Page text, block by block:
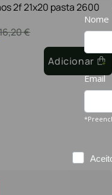
2f 21x20 pasta 2600
,20€
Adicionar